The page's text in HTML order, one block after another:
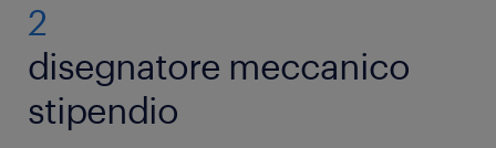
2
disegnatore meccanico
stipendio